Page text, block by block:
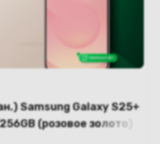
Samsung Galaxy S25+
(розовое золото)